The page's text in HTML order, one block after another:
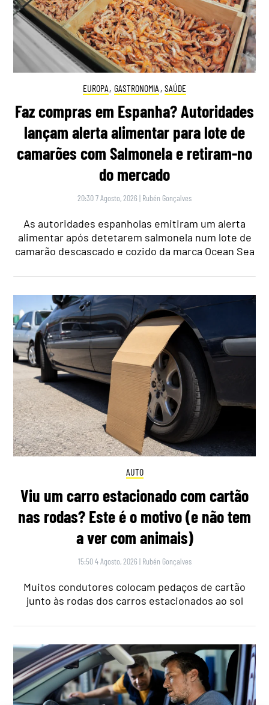
EUROPA, GASTRONOMIA , SAÚDE
Faz compras em Espanha? Autoridades
lançam alerta alimentar para lote de
camarões com Salmonela e retiram-no
do mercado
20:30 7 Agosto, 2026 | Rubén Gonçalves
As autoridades espanholas emitiram um alerta
alimentar após detetarem salmonela num lote de
camarão descascado e cozido da marca Ocean Sea
AUTO
Viu um carro estacionado com cartão
nas rodas? Este é o motivo (e não tem
a ver com animais)
15:50 4 Agosto, 2026 | Rubén Gonçalves
Muitos condutores colocam pedaços de cartão
junto às rodas dos carros estacionados ao sol